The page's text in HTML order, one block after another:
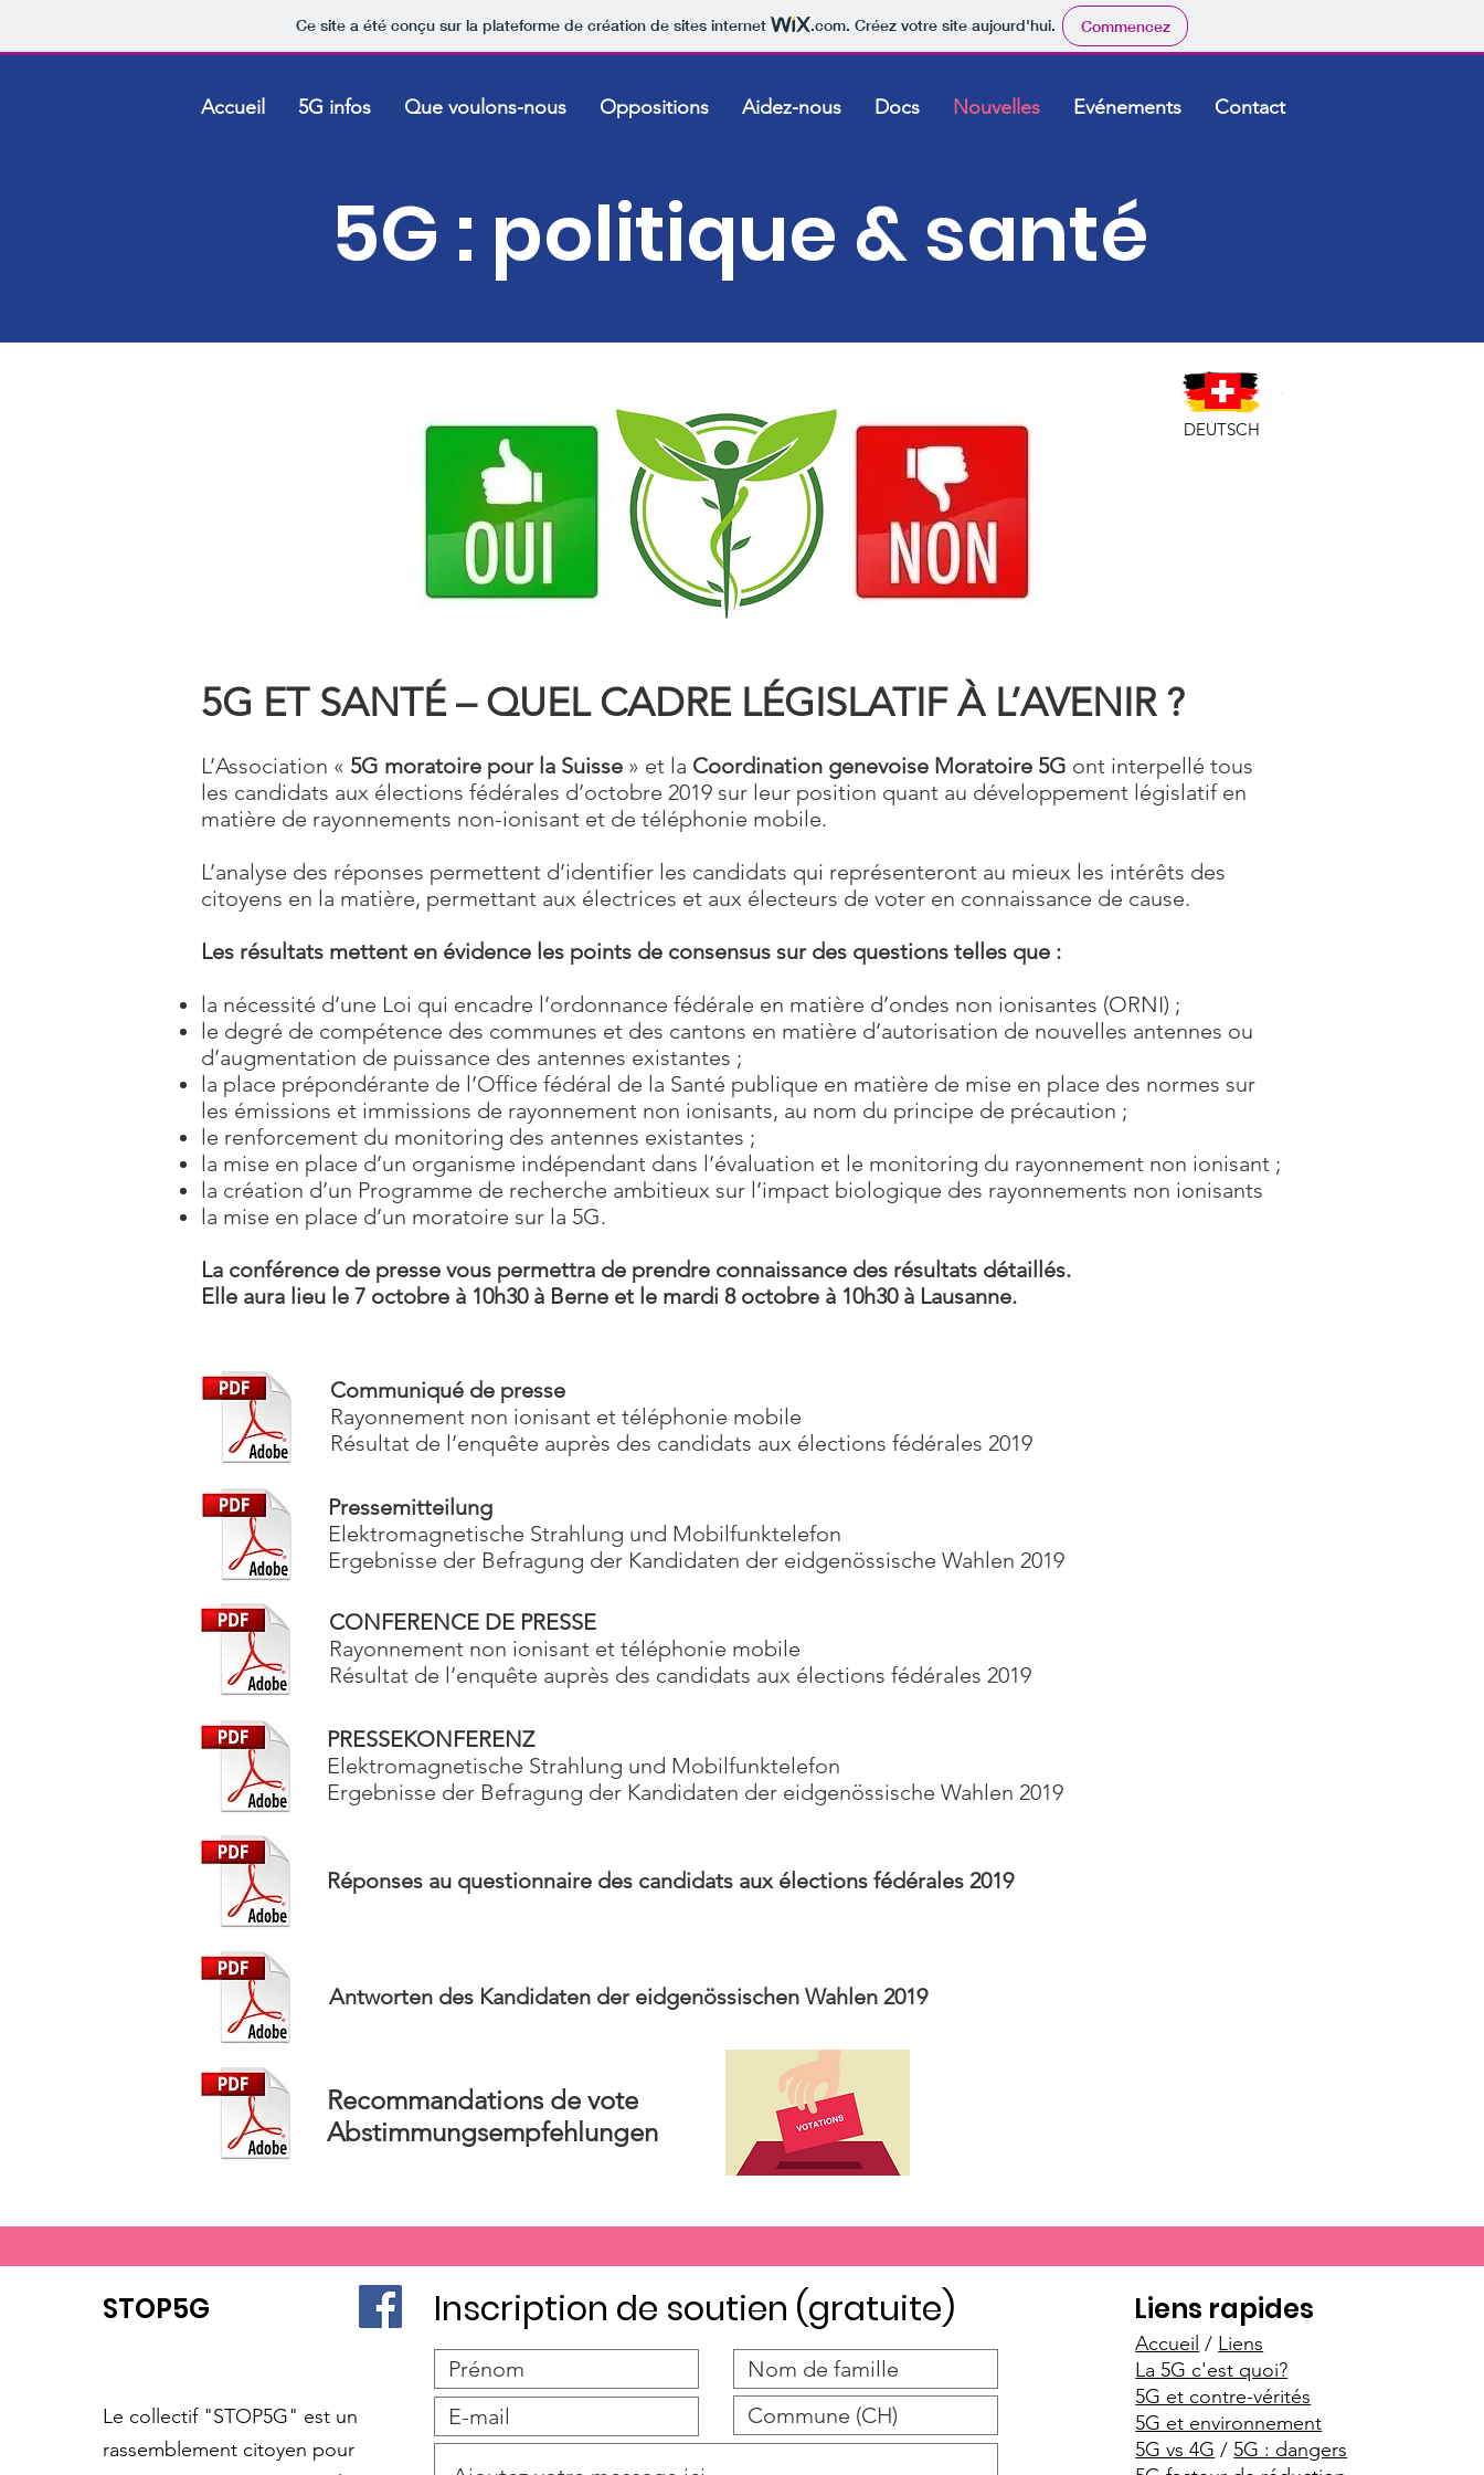
Ce site a été conçu sur la plateforme de création de sites internet .com. Créez votre site aujourd'hui. Commencez
Accueil 5G infos Que voulons-nous Oppositions Aidez-nous Docs Nouvelles Evénements Contact
5G : politique & santé
DEUTSCH
5G ET SANTÉ – QUEL CADRE LÉGISLATIFÀ L’AVENIR ?
L’Association « 5G moratoire pour la Suisse » et la Coordination genevoise Moratoire 5G ont interpellé tous
les candidats aux élections fédérales d’octobre 2019 sur leur position quant au développement législatif en
matière de rayonnements non-ionisant et de téléphonie mobile.
L’analyse des réponses permettent d’identifier les candidats qui représenteront au mieux les intérêts des
citoyens en la matière, permettant aux électrices et aux électeurs de voter en connaissance de cause.
Les résultats mettent en évidence les points de consensus sur des questions telles que :
la nécessité d’une Loi qui encadre l’ordonnance fédérale en matière d’ondes non ionisantes (ORNI) ;
le degré de compétence des communes et des cantons en matière d’autorisation de nouvelles antennes ou
d’augmentation de puissance des antennes existantes ;
la place prépondérante de l’Office fédéral de la Santé publique en matière de mise en place des normes sur
les émissions et immissions de rayonnement non ionisants, au nom du principe de précaution ;
le renforcement du monitoring des antennes existantes ;
la mise en place d’un organisme indépendant dans l’évaluation et le monitoring du rayonnement non ionisant ;
la création d’un Programme de recherche ambitieux sur l’impact biologique des rayonnements non ionisants
la mise en place d’un moratoire sur la 5G.
La conférence de presse vous permettra de prendre connaissance des résultats détaillés.
Elle aura lieu le 7 octobre à 10h30 à Berne et le mardi 8 octobre à 10h30 à Lausanne.
Communiqué de presse
Rayonnement non ionisant et téléphonie mobile
Résultat de l’enquête auprès des candidats aux élections fédérales 2019
Pressemitteilung
Elektromagnetische Strahlung und Mobilfunktelefon
Ergebnisse der Befragung der Kandidaten der eidgenössische Wahlen 2019
CONFERENCE DE PRESSE
Rayonnement non ionisant et téléphonie mobile
Résultat de l’enquête auprès des candidats aux élections fédérales 2019
PRESSEKONFERENZ
Elektromagnetische Strahlung und Mobilfunktelefon
Ergebnisse der Befragung der Kandidaten der eidgenössische Wahlen 2019
Réponses au questionnaire des candidats aux élections fédérales 2019
Antworten des Kandidaten der eidgenössischen Wahlen 2019
Recommandations de vote
Abstimmungsempfehlungen
STOP5G
Le collectif "STOP5G" est un
rassemblement citoyen pour
Inscription de soutien (gratuite) Liens rapides
Accueil / Liens
La 5G c'est quoi?
5G et contre-vérités
5G et environnement
5G vs 4G / 5G : dangers